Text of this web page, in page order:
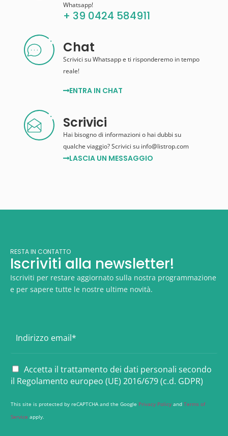
Whatsapp!
+ 39 0424 584911
Chat
Scrivici su Whatsapp e ti risponderemo in tempo
reale!
ENTRA IN CHAT
Scrivici
Hai bisogno di informazioni o hai dubbi su
qualche viaggio? Scrivici su info@listrop.com
LASCIA UN MESSAGGIO
RESTA IN CONTATTO
Iscriviti alla newsletter!
Iscriviti per restare aggiornato sulla nostra programmazione
e per sapere tutte le nostre ultime novità.
m
i
l
*
P
r
a
c
Accetta il trattamento dei dati personali secondo
il Regolamento europeo (UE) 2016/679 (c.d. GDPR)
This site is protected by reCAPTCHA and the Google Privacy Policy and Terms of
Service apply.